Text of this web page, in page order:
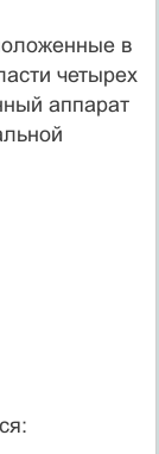
в
четырех
аппарат